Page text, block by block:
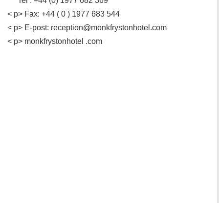
< p> Fax: +44 ( 0 ) 1977 683 544
< p> E-post: reception@monkfrystonhotel.com
< p> monkfrystonhotel .com